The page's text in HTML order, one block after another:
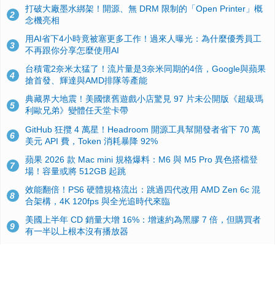
2
打破大廠墨水綁架！開源、無 DRM 限制的「Open Printer」概
念機亮相
3
用AI省下4小時竟被塞更多工作！過來人曝光：為什麼優秀員工
不再跟你分享怎麼使用AI
4
台積電2奈米太猛了！流片量是3奈米同期的4倍，Google與蘋果
搶首發、輝達與AMD排隊等產能
5
典藏界大地震！美國懷舊遊戲小店驚見 97 片未公開版《超級瑪
利歐兄弟》變體任天堂卡帶
6
GitHub 狂攬 4 萬星！Headroom 開源工具幫開發者省下 70 萬
美元 API 費，Token 消耗暴降 92%
7
蘋果 2026 款 Mac mini 規格爆料：M6 與 M5 Pro 異色搭檔登
場！容量或將 512GB 起跳
8
效能翻倍！PS6 硬體規格流出：跳過四代改用 AMD Zen 6c 混
合架構，4K 120fps 與全光追時代來臨
9
美國上半年 CD 銷量大增 16%：增速約為黑膠 7 倍，但購買者
有一半以上根本沒有播放器